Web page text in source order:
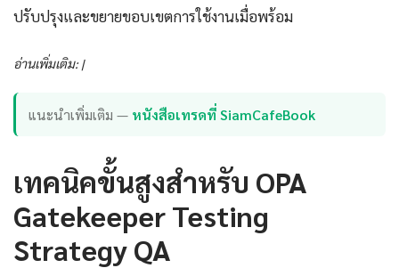
ปรับปรุงและขยายขอบเขตการใช้งานเมื่อพร้อม
อ่านเพิ่มเติม: |
แนะนำเพิ่มเติม — หนังสือเทรดที่ SiamCafeBook
เทคนิคขั้นสูงสำหรับ OPA
Gatekeeper Testing
Strategy QA